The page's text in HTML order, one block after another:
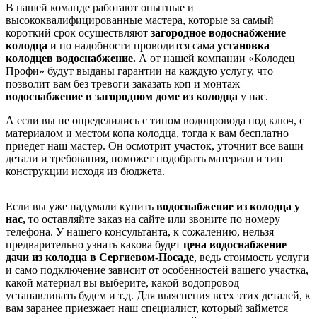
В нашей команде работают опытные и
высококвалифицированные мастера, которые за самый
короткий срок осуществляют загородное водоснабжение
колодца и по надобности проводится сама установка
колодцев водоснабжение. А от нашей компании «Колодец
Профи» будут выданы гарантии на каждую услугу, что
позволит вам без тревоги заказать коп и монтаж
водоснабжение в загородном доме из колодца у нас.
А если вы не определились с типом водопровода под ключ, с
материалом и местом копа колодца, тогда к вам бесплатно
приедет наш мастер. Он осмотрит участок, уточнит все ваши
детали и требования, поможет подобрать материал и тип
конструкции исходя из бюджета.
Если вы уже надумали купить водоснабжение из колодца у
нас, то оставляйте заказ на сайте или звоните по номеру
телефона. У нашего консультанта, к сожалению, нельзя
предварительно узнать какова будет цена водоснабжение
дачи из колодца в Сергиевом-Посаде, ведь стоимость услуги
и само подключение зависит от особенностей вашего участка,
какой материал вы выберите, какой водопровод
устанавливать будем и т.д. Для выяснения всех этих деталей, к
вам заранее приезжает наш специалист, который займется